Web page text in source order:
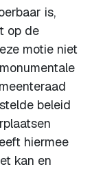
is,
op de
motie niet
beleid
hiermee
kan en